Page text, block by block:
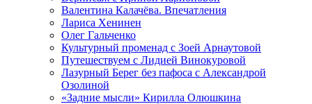
Валентина Калачёва. Впечатления
Лариса Хенинен
Олег Гальченко
Культурный променад с Зоей Арнаутовой
Путешествуем с Лидией Винокуровой
Лазурный Берег без пафоса с Александрой
Озолиной
«Задние мысли» Кирилла Олюшкина